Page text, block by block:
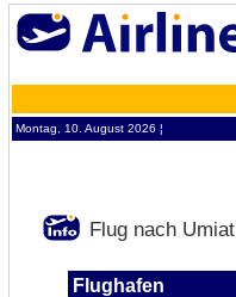
Montag, 10. August 2026 ¦
Flug nach Umiat
Flughafen